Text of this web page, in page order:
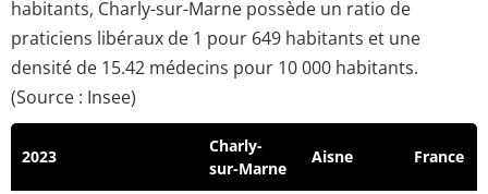
habitants, Charly-sur-Marne possède un ratio de
praticiens libéraux de 1 pour 649 habitants et une
densité de 15.42 médecins pour 10 000 habitants.
(Source : Insee)
2023
Charly-
sur-Marne
Aisne France